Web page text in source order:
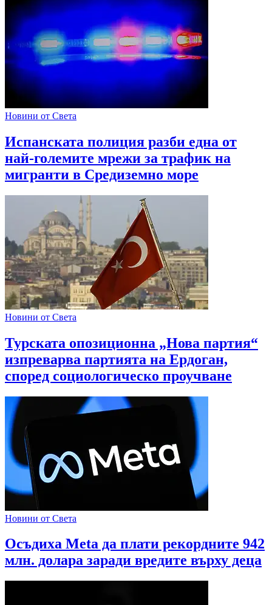
Новини от Света
Испанската полиция разби една от
най-големите мрежи за трафик на
мигранти в Средиземно море
Новини от Света
Турската опозиционна „Нова партия“
изпреварва партията на Ердоган,
според социологическо проучване
Новини от Света
Осъдиха Meta да плати рекордните 942
млн. долара заради вредите върху деца